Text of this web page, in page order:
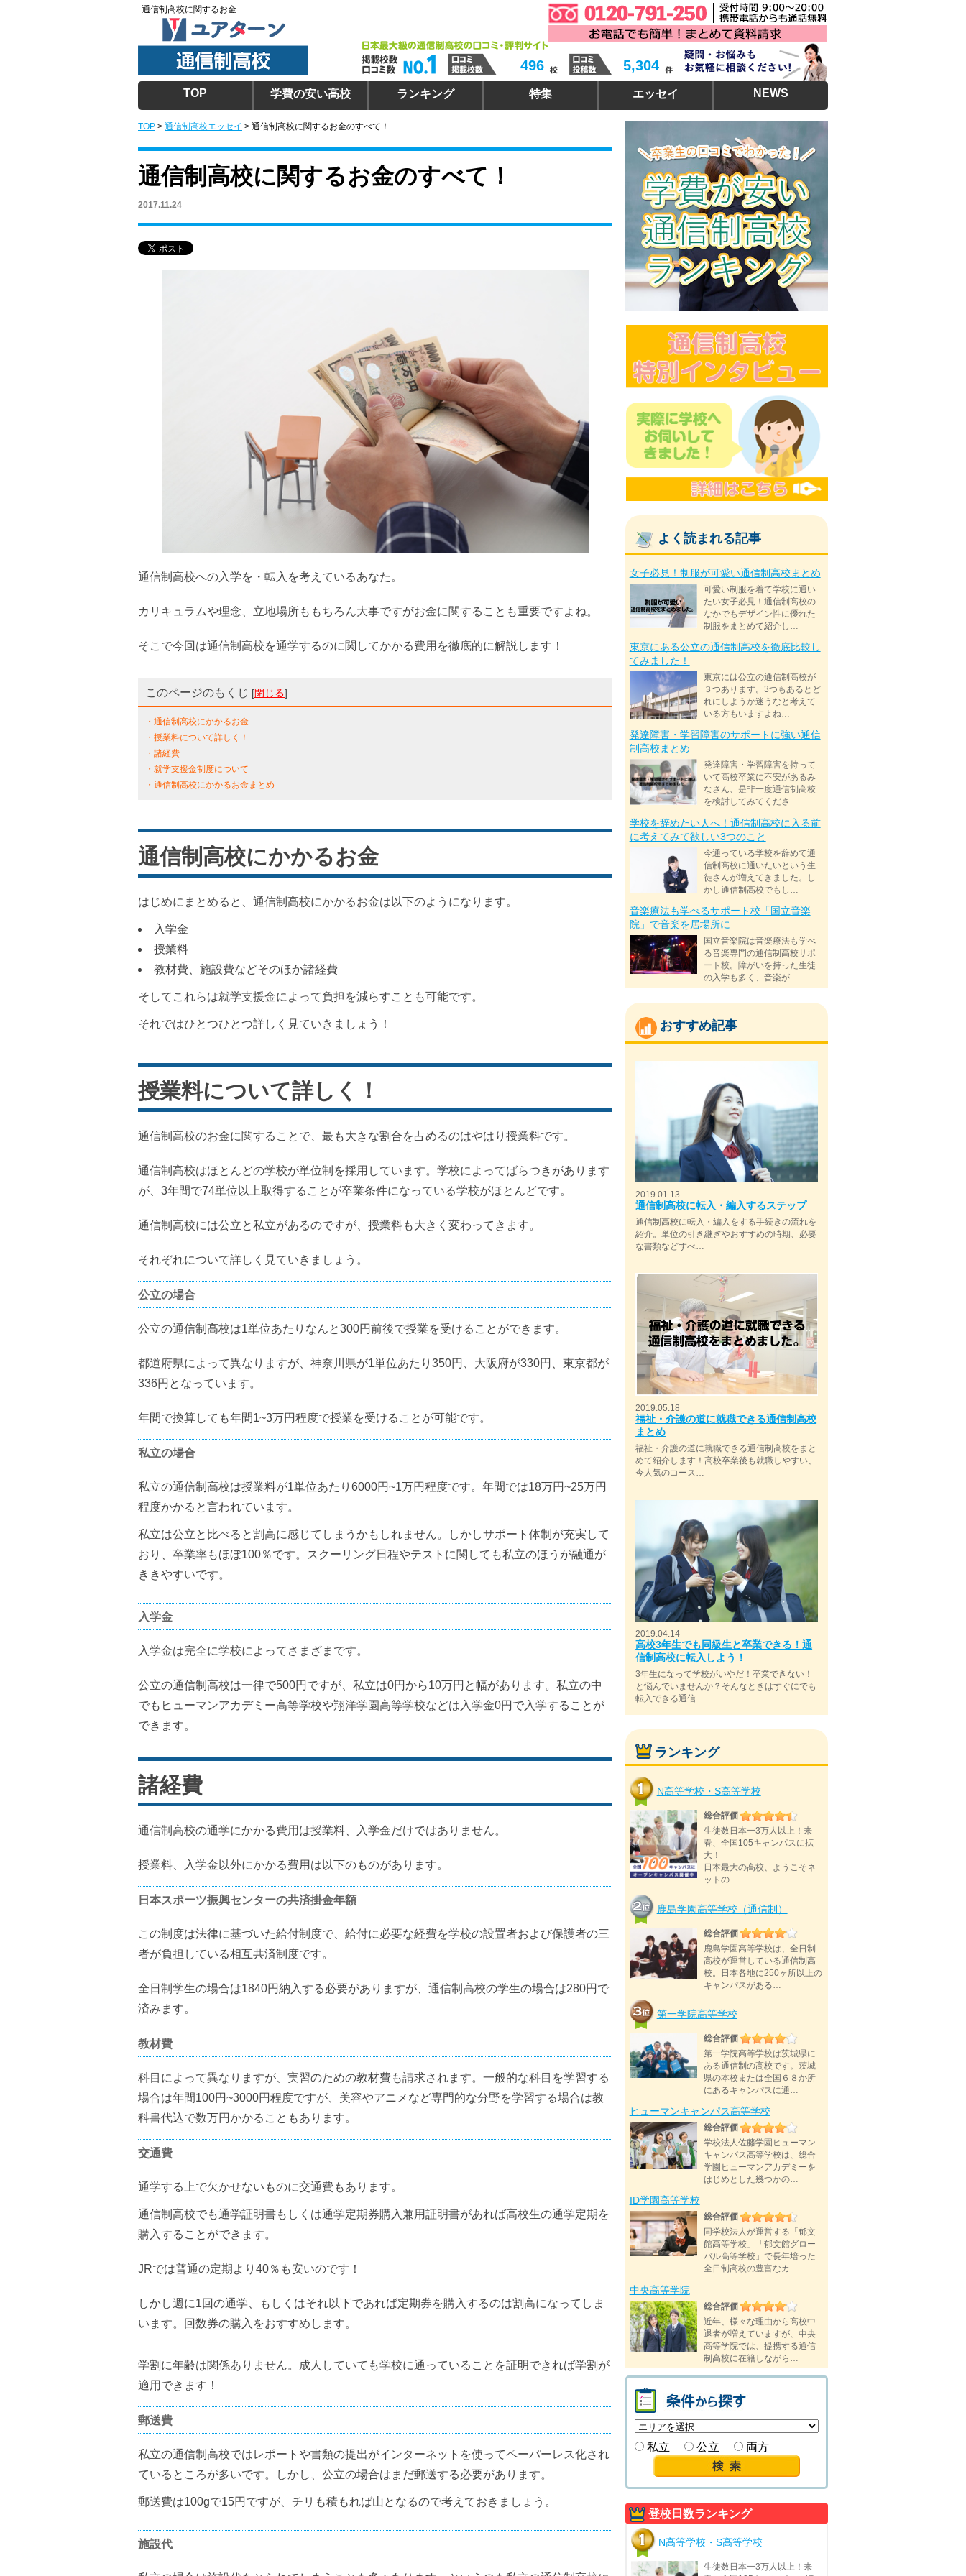
通信制高校に関するお金
5,304
496
TOP 学費の安い高校 ランキング 特集 エッセイ NEWS
TOP > 通信制高校エッセイ > 通信制高校に関するお金のすべて！
通信制高校に関するお金のすべて！
2017.11.24
通信制高校への入学を・転入を考えているあなた。
カリキュラムや理念、立地場所ももちろん大事ですがお金に関することも重要ですよね。
そこで今回は通信制高校を通学するのに関してかかる費用を徹底的に解説します！
このページのもくじ [閉じる]
・通信制高校にかかるお金
・授業料について詳しく！
・諸経費
・就学支援金制度について
・通信制高校にかかるお金まとめ
通信制高校にかかるお金
はじめにまとめると、通信制高校にかかるお金は以下のようになります。
入学金
授業料
教材費、施設費などそのほか諸経費
そしてこれらは就学支援金によって負担を減らすことも可能です。
それではひとつひとつ詳しく見ていきましょう！
授業料について詳しく！
通信制高校のお金に関することで、最も大きな割合を占めるのはやはり授業料です。
通信制高校はほとんどの学校が単位制を採用しています。学校によってばらつきがあります
が、3年間で74単位以上取得することが卒業条件になっている学校がほとんどです。
通信制高校には公立と私立があるのですが、授業料も大きく変わってきます。
それぞれについて詳しく見ていきましょう。
公立の場合
公立の通信制高校は1単位あたりなんと300円前後で授業を受けることができます。
都道府県によって異なりますが、神奈川県が1単位あたり350円、大阪府が330円、東京都が
336円となっています。
年間で換算しても年間1~3万円程度で授業を受けることが可能です。
私立の場合
私立の通信制高校は授業料が1単位あたり6000円~1万円程度です。年間では18万円~25万円
程度かかると言われています。
私立は公立と比べると割高に感じてしまうかもしれません。しかしサポート体制が充実して
おり、卒業率もほぼ100％です。スクーリング日程やテストに関しても私立のほうが融通が
ききやすいです。
入学金
入学金は完全に学校によってさまざまです。
公立の通信制高校は一律で500円ですが、私立は0円から10万円と幅があります。私立の中
でもヒューマンアカデミー高等学校や翔洋学園高等学校などは入学金0円で入学することが
できます。
諸経費
通信制高校の通学にかかる費用は授業料、入学金だけではありません。
授業料、入学金以外にかかる費用は以下のものがあります。
日本スポーツ振興センターの共済掛金年額
この制度は法律に基づいた給付制度で、給付に必要な経費を学校の設置者および保護者の三
者が負担している相互共済制度です。
全日制学生の場合は1840円納入する必要がありますが、通信制高校の学生の場合は280円で
済みます。
教材費
科目によって異なりますが、実習のための教材費も請求されます。一般的な科目を学習する
場合は年間100円~3000円程度ですが、美容やアニメなど専門的な分野を学習する場合は教
科書代込で数万円かかることもあります。
交通費
通学する上で欠かせないものに交通費もあります。
通信制高校でも通学証明書もしくは通学定期券購入兼用証明書があれば高校生の通学定期を
購入することができます。
JRでは普通の定期より40％も安いのです！
しかし週に1回の通学、もしくはそれ以下であれば定期券を購入するのは割高になってしま
います。回数券の購入をおすすめします。
学割に年齢は関係ありません。成人していても学校に通っていることを証明できれば学割が
適用できます！
郵送費
私立の通信制高校ではレポートや書類の提出がインターネットを使ってペーパーレス化され
ているところが多いです。しかし、公立の場合はまだ郵送する必要があります。
郵送費は100gで15円ですが、チリも積もれば山となるので考えておきましょう。
施設代
よく読まれる記事
女子必見！制服が可愛い通信制高校まとめ
可愛い制服を着て学校に通い
たい女子必見！通信制高校の
なかでもデザイン性に優れた
制服をまとめて紹介し…
東京にある公立の通信制高校を徹底比較し
てみました！
東京には公立の通信制高校が
３つあります。3つもあるとど
れにしようか迷うなと考えて
いる方もいますよね…
発達障害・学習障害のサポートに強い通信
制高校まとめ
発達障害・学習障害を持って
いて高校卒業に不安があるみ
なさん、是非一度通信制高校
を検討してみてくださ…
学校を辞めたい人へ！通信制高校に入る前
に考えてみて欲しい3つのこと
今通っている学校を辞めて通
信制高校に通いたいという生
徒さんが増えてきました。し
かし通信制高校でもし…
音楽療法も学べるサポート校「国立音楽
院」で音楽を居場所に
国立音楽院は音楽療法も学べ
る音楽専門の通信制高校サポ
ート校。障がいを持った生徒
の入学も多く、音楽が…
おすすめ記事
2019.01.13
通信制高校に転入・編入するステップ
通信制高校に転入・編入をする手続きの流れを
紹介。単位の引き継ぎやおすすめの時期、必要
な書類などすべ…
2019.05.18
福祉・介護の道に就職できる通信制高校
まとめ
福祉・介護の道に就職できる通信制高校をまと
めて紹介します！高校卒業後も就職しやすい、
今人気のコース…
2019.04.14
高校3年生でも同級生と卒業できる！通
信制高校に転入しよう！
3年生になって学校がいやだ！卒業できない！
と悩んでいませんか？そんなときはすぐにでも
転入できる通信…
ランキング
N高等学校・S高等学校
総合評価
生徒数日本一3万人以上！来
春、全国105キャンパスに拡
大！
日本最大の高校、ようこそネ
ットの…
鹿島学園高等学校（通信制）
総合評価
鹿島学園高等学校は、全日制
高校が運営している通信制高
校。日本各地に250ヶ所以上の
キャンパスがある…
第一学院高等学校
総合評価
第一学院高等学校は茨城県に
ある通信制の高校です。茨城
県の本校または全国６８か所
にあるキャンパスに通…
ヒューマンキャンパス高等学校
総合評価
学校法人佐藤学園ヒューマン
キャンパス高等学校は、総合
学園ヒューマンアカデミーを
はじめとした幾つかの…
ID学園高等学校
総合評価
同学校法人が運営する「郁文
館高等学校」「郁文館グロー
バル高等学校」で長年培った
全日制高校の豊富なカ…
中央高等学院
総合評価
近年、様々な理由から高校中
退者が増えていますが、中央
高等学院では、提携する通信
制高校に在籍しながら…
私立 公立 両方
登校日数ランキング
N高等学校・S高等学校
生徒数日本一3万人以上！来